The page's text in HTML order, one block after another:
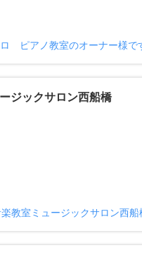
ピアノ教室のオーナー様で
ジックサロン西船橋
教室ミュージックサロン西